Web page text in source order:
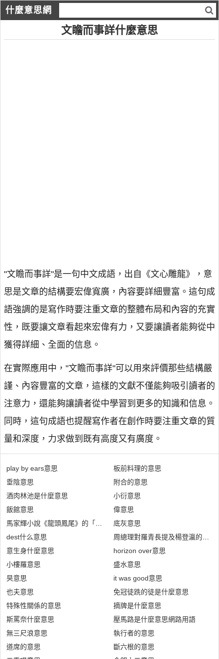
什麼意思網
文瞻而事詳什麼意思
"文瞻而事詳"是一句中文成語，出自《文心雕龍》，意
思是文章的結構要宏偉寬廣，內容要詳細豐富。這句成
語強調的是寫作時要注重文章的整體布局和內容的充實
性，既要讓文章看起來宏偉有力，又要讓讀者能夠從中
獲得詳細、全面的信息。
在實際應用中，"文瞻而事詳"可以用來評價那些結構嚴
謹、內容豐富的文章，這樣的文獻不僅能夠吸引讀者的
注意力，還能夠讓讀者從中學習到更多的知識和信息。
同時，這句成語也提醒寫作者在創作時要注重文章的質
量和深度，力求做到既有高度又有廣度。
play by ears意思
垂陰意思
酒肉林池是什麼意思
飯館意思
馬家輝小說《龍頭鳳尾》的「賓周」是什麼意思
dest什么意思
意生身什麼意思
小樓羅意思
旲意思
也夫意思
特殊性關係的意思
斯罵奈什麼意思
無三尺浪意思
道席的意思
板前料理的意思
附合的意思
小衍意思
偉意思
底灰意思
周總理對羅青長提及楊登瀛的意思
horizon over意思
盛水意思
it was good意思
免冠徒跣的徒是什麼意思
摘牌是什麼意思
壓馬路是什麼意思網路用語
執行者的意思
斷六根的意思